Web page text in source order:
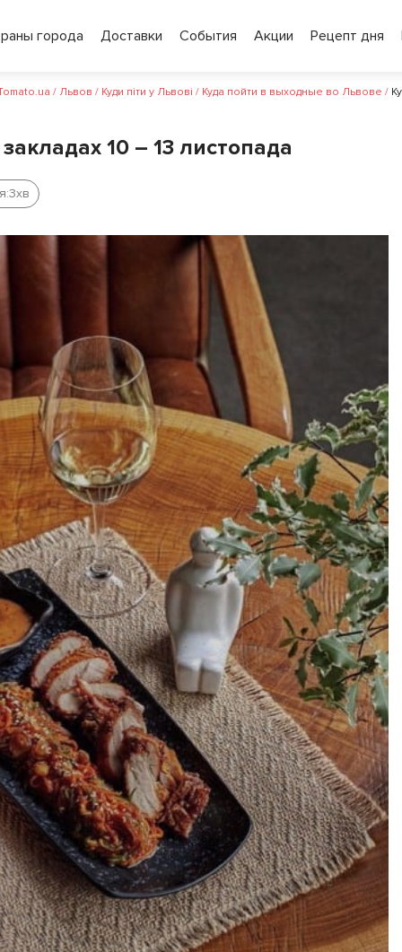
города Доставки События Акции Рецепт дня
/ Львов / Куди піти у Львові / Куда пойти в выходные во Львове /
10 – 13 листопада
3хв